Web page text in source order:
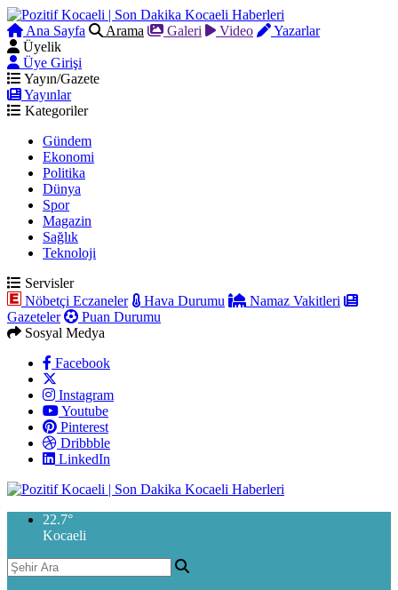
Ana Sayfa Arama Galeri Video
Yazarlar
Üyelik
Üye Girişi
Yayın/Gazete
Yayınlar
Kategoriler
Gündem
Ekonomi
Politika
Dünya
Spor
Magazin
Sağlık
Teknoloji
Servisler
Nöbetçi Eczaneler
Hava Durumu
Namaz Vakitleri
Gazeteler
Puan Durumu
Sosyal Medya
Facebook
Instagram
Youtube
Pinterest
Dribbble
LinkedIn
22.7°
Kocaeli